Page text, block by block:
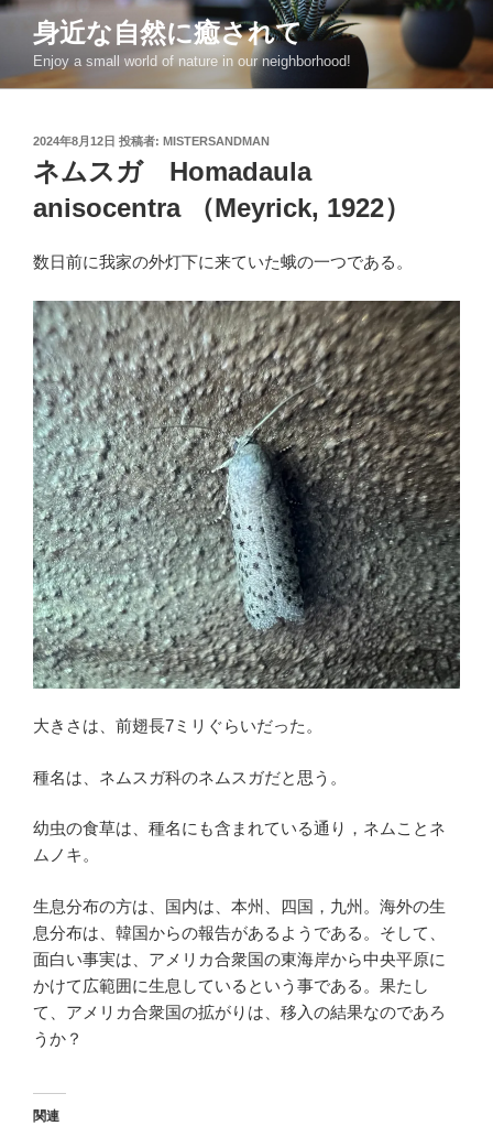
コ
ン
身近な自然に癒されて
Enjoy a small world of nature in our neighborhood!
投
日:
2024年8月12日 投稿者: MISTERSANDMAN
ネムスガ Homadaula
anisocentra （Meyrick, 1922）
数日前に我家の外灯下に来ていた蛾の一つである。
大きさは、前翅長7ミリぐらいだった。
種名は、ネムスガ科のネムスガだと思う。
幼虫の食草は、種名にも含まれている通り，ネムことネ
ムノキ。
生息分布の方は、国内は、本州、四国，九州。海外の生
息分布は、韓国からの報告があるようである。そして、
面白い事実は、アメリカ合衆国の東海岸から中央平原に
かけて広範囲に生息しているという事である。果たし
て、アメリカ合衆国の拡がりは、移入の結果なのであろ
うか？
関連